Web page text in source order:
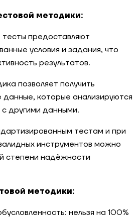
методики:
тесты предоставляют
условия и задания, что
результатов.
позволяет получить
данные, которые анализируются
другими данными.
тестам и при
инструментов можно
степени надёжности
методики:
нельзя на 100%